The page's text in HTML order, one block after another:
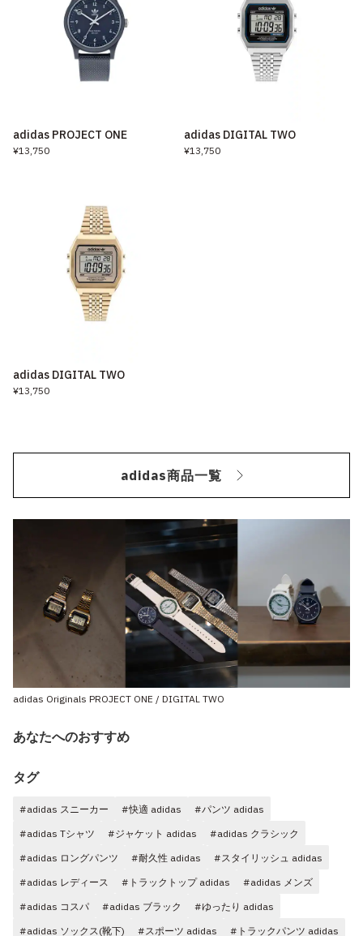
adidas PROJECT ONE
¥13,750
adidas DIGITAL TWO
¥13,750
adidas DIGITAL TWO
¥13,750
adidas商品一覧
adidas Originals PROJECT ONE / DIGITAL TWO
あなたへのおすすめ
タグ
#adidas スニーカー #快適 adidas
#パンツ adidas
#adidas Tシャツ
#ジャケット adidas
#adidas クラシック
#adidas ロングパンツ
#耐久性 adidas
#スタイリッシュ adidas
#adidas レディース
#トラックトップ adidas
#adidas メンズ
#adidas コスパ
#adidas ブラック
#ゆったり adidas
#adidas ソックス(靴下)
#スポーツ adidas
#トラックパンツ adidas